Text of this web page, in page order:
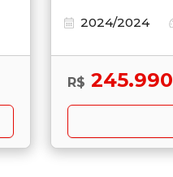
2024/2024
R$ 245.990